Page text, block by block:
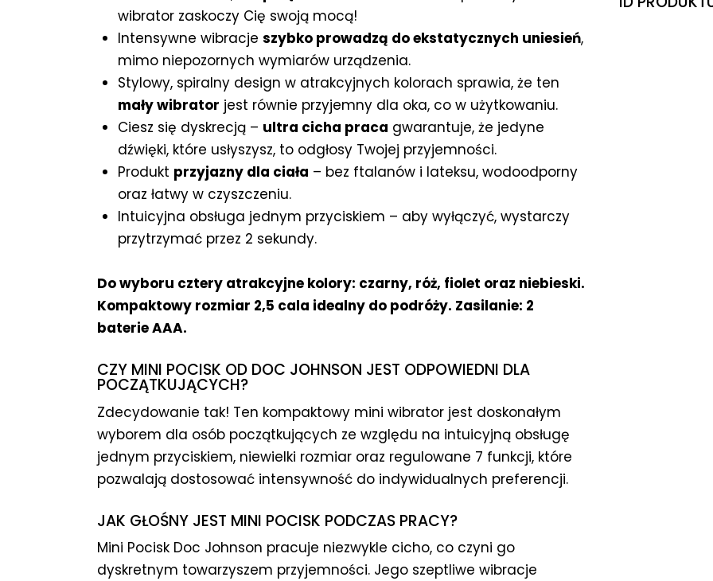
wibrator zaskoczy Cię swoją mocą!
Intensywne wibracje szybko prowadzą do ekstatycznych uniesień,
mimo niepozornych wymiarów urządzenia.
Stylowy, spiralny design w atrakcyjnych kolorach sprawia, że ten
mały wibrator jest równie przyjemny dla oka, co w użytkowaniu.
Ciesz się dyskrecją – ultra cicha praca gwarantuje, że jedyne
dźwięki, które usłyszysz, to odgłosy Twojej przyjemności.
Produkt przyjazny dla ciała – bez ftalanów i lateksu, wodoodporny
oraz łatwy w czyszczeniu.
Intuicyjna obsługa jednym przyciskiem – aby wyłączyć, wystarczy
przytrzymać przez 2 sekundy.
Do wyboru cztery atrakcyjne kolory: czarny, róż, fiolet oraz niebieski.
Kompaktowy rozmiar 2,5 cala idealny do podróży. Zasilanie: 2
baterie AAA.
CZY MINI POCISK OD DOC JOHNSON JEST ODPOWIEDNI DLA
POCZĄTKUJĄCYCH?
Zdecydowanie tak! Ten kompaktowy mini wibrator jest doskonałym
wyborem dla osób początkujących ze względu na intuicyjną obsługę
jednym przyciskiem, niewielki rozmiar oraz regulowane 7 funkcji, które
pozwalają dostosować intensywność do indywidualnych preferencji.
JAK GŁOŚNY JEST MINI POCISK PODCZAS PRACY?
Mini Pocisk Doc Johnson pracuje niezwykle cicho, co czyni go
dyskretnym towarzyszem przyjemności. Jego szeptliwe wibracje